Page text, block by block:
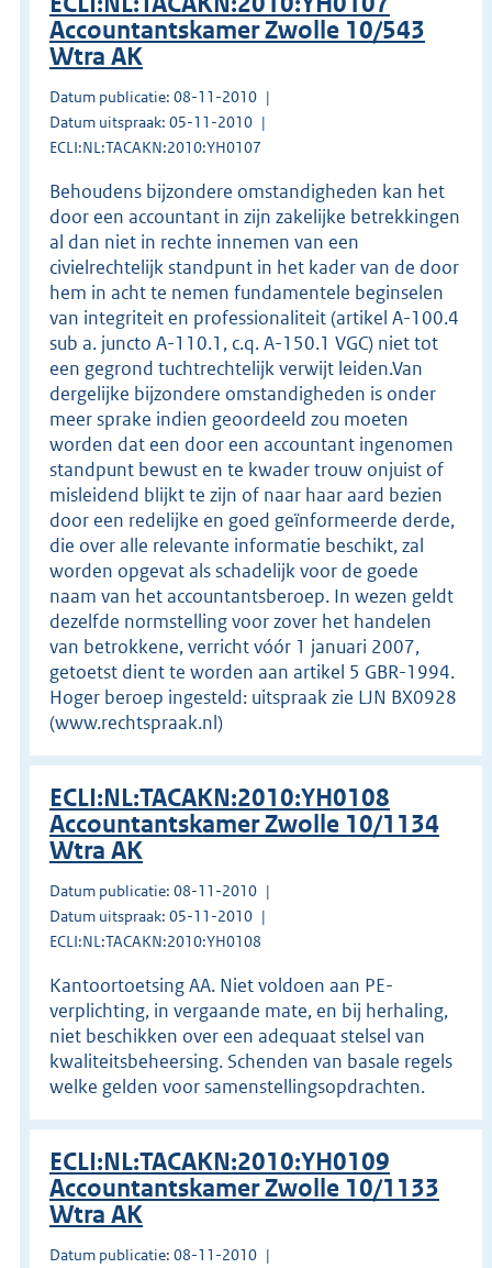
Accountantskamer Zwolle 10/543
Wtra AK
Datum publicatie: 08-11-2010
Datum uitspraak: 05-11-2010
ECLI:NL:TACAKN:2010:YH0107
Behoudens bijzondere omstandigheden kan het
door een accountant in zijn zakelijke betrekkingen
al dan niet in rechte innemen van een
civielrechtelijk standpunt in het kader van de door
hem in acht te nemen fundamentele beginselen
van integriteit en professionaliteit (artikel A-100.4
sub a. juncto A-110.1, c.q. A-150.1 VGC) niet tot
een gegrond tuchtrechtelijk verwijt leiden.Van
dergelijke bijzondere omstandigheden is onder
meer sprake indien geoordeeld zou moeten
worden dat een door een accountant ingenomen
standpunt bewust en te kwader trouw onjuist of
misleidend blijkt te zijn of naar haar aard bezien
door een redelijke en goed geïnformeerde derde,
die over alle relevante informatie beschikt, zal
worden opgevat als schadelijk voor de goede
naam van het accountantsberoep. In wezen geldt
dezelfde normstelling voor zover het handelen
van betrokkene, verricht vóór 1 januari 2007,
getoetst dient te worden aan artikel 5 GBR-1994.
Hoger beroep ingesteld: uitspraak zie LJN BX0928
(www.rechtspraak.nl)
ECLI:NL:TACAKN:2010:YH0108
Accountantskamer Zwolle 10/1134
Wtra AK
Datum publicatie: 08-11-2010
Datum uitspraak: 05-11-2010
ECLI:NL:TACAKN:2010:YH0108
Kantoortoetsing AA. Niet voldoen aan PE-
verplichting, in vergaande mate, en bij herhaling,
niet beschikken over een adequaat stelsel van
kwaliteitsbeheersing. Schenden van basale regels
welke gelden voor samenstellingsopdrachten.
ECLI:NL:TACAKN:2010:YH0109
Accountantskamer Zwolle 10/1133
Wtra AK
Datum publicatie: 08-11-2010